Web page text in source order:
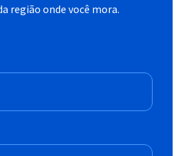
região onde você mora.